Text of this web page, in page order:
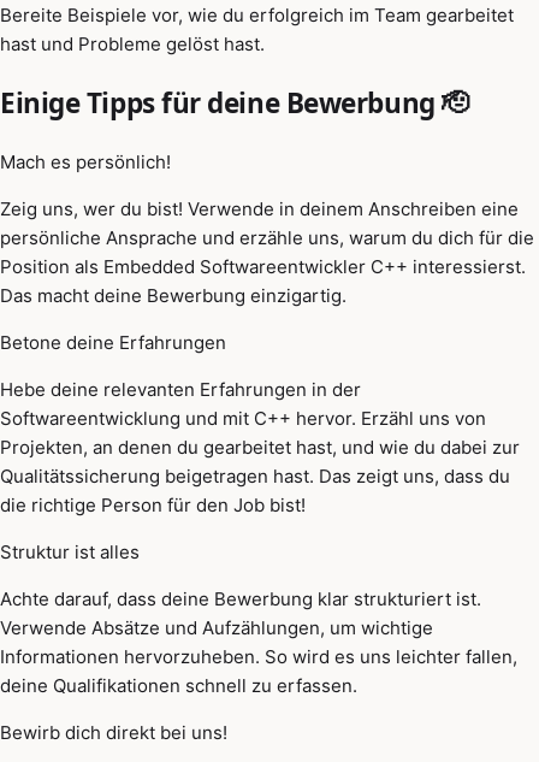
Bereite Beispiele vor, wie du erfolgreich im Team gearbeitet
hast und Probleme gelöst hast.
Einige Tipps für deine Bewerbung 🫡
Mach es persönlich!
Zeig uns, wer du bist! Verwende in deinem Anschreiben eine
persönliche Ansprache und erzähle uns, warum du dich für die
Position als Embedded Softwareentwickler C++ interessierst.
Das macht deine Bewerbung einzigartig.
Betone deine Erfahrungen
Hebe deine relevanten Erfahrungen in der
Softwareentwicklung und mit C++ hervor. Erzähl uns von
Projekten, an denen du gearbeitet hast, und wie du dabei zur
Qualitätssicherung beigetragen hast. Das zeigt uns, dass du
die richtige Person für den Job bist!
Struktur ist alles
Achte darauf, dass deine Bewerbung klar strukturiert ist.
Verwende Absätze und Aufzählungen, um wichtige
Informationen hervorzuheben. So wird es uns leichter fallen,
deine Qualifikationen schnell zu erfassen.
Bewirb dich direkt bei uns!